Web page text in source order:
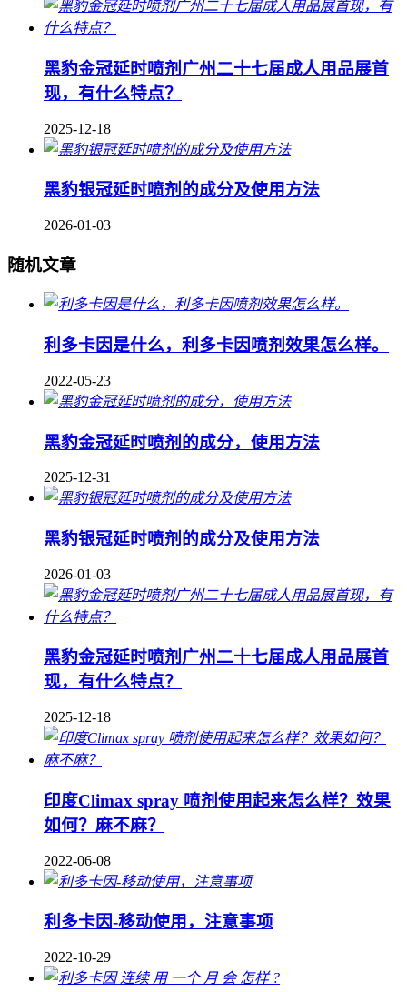
黑豹金冠延时喷剂广州二十七届成人用品展首
现，有什么特点？
2025-12-18
黑豹银冠延时喷剂的成分及使用方法
2026-01-03
随机文章
利多卡因是什么，利多卡因喷剂效果怎么样。
2022-05-23
黑豹金冠延时喷剂的成分，使用方法
2025-12-31
黑豹银冠延时喷剂的成分及使用方法
2026-01-03
黑豹金冠延时喷剂广州二十七届成人用品展首
现，有什么特点？
2025-12-18
印度Climax spray 喷剂使用起来怎么样？效果
如何？麻不麻？
2022-06-08
利多卡因-移动使用，注意事项
2022-10-29